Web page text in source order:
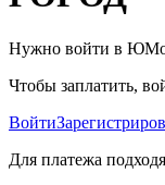
Нужно войти в
Чтобы заплатить,
Войти
Для платежа